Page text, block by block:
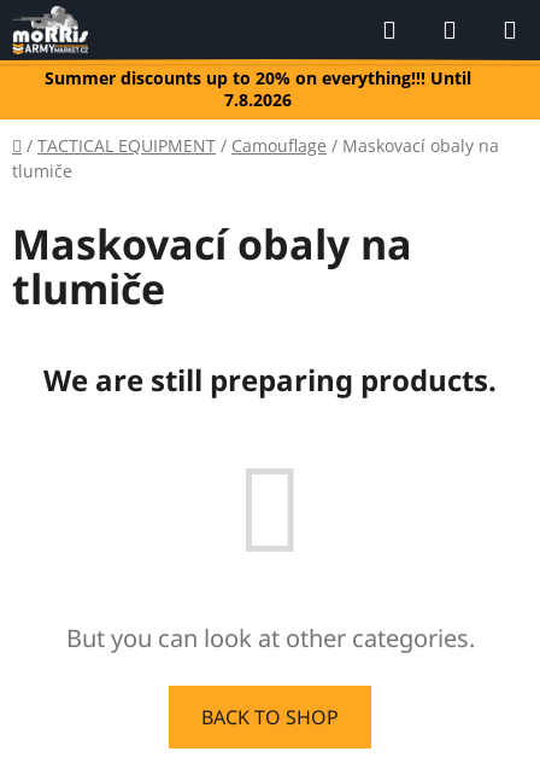
Skip
to
contentSummer discounts up to 20% on everything!!! Until
7.8.2026
Search
CART
Home
/ TACTICAL EQUIPMENT / Camouflage / Maskovací obaly na
tlumiče
Maskovací obaly na
tlumiče
We are still preparing products.
But you can look at other categories.
BACK TO SHOP